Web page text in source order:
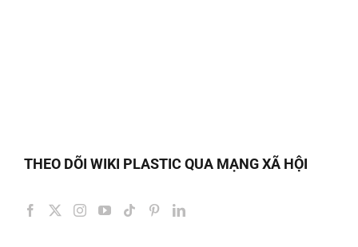
THEO DÕI WIKI PLASTIC QUA MẠNG XÃ HỘI